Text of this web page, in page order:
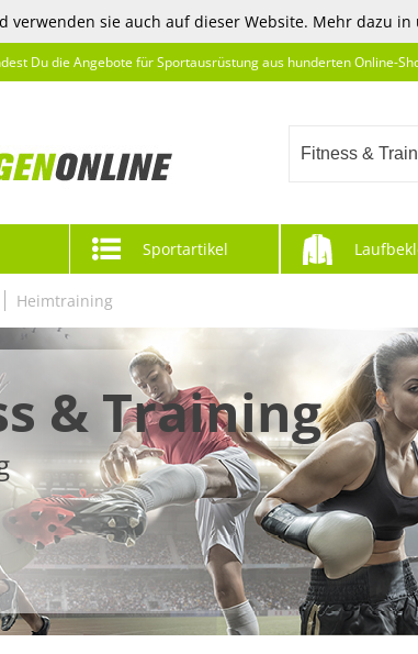
verwenden sie auch auf dieser Website. Mehr dazu in
Du die Angebote für Sportausrüstung aus hunderten Online-
Fitness &
Sportartikel
Heimtraining
& Training